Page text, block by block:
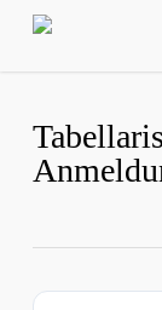
Skip